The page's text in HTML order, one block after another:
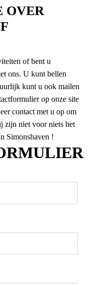
OVER
of bent u
ons. U kunt bellen
kunt u ook mailen
op onze site
contact met u op om
zijn niet voor niets het
Simonshaven !